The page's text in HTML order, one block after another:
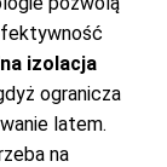
izolacja
ogranicza
latem.
na